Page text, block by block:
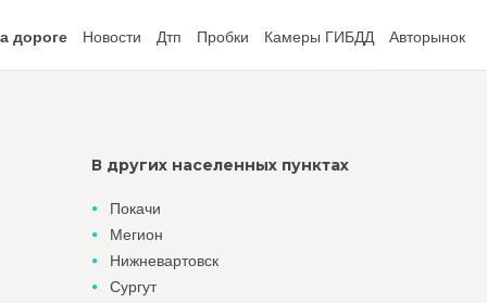
дороге Новости Дтп Пробки Камеры ГИБДД Авторынок
В других населенных пунктах
Покачи
Мегион
Нижневартовск
Сургут